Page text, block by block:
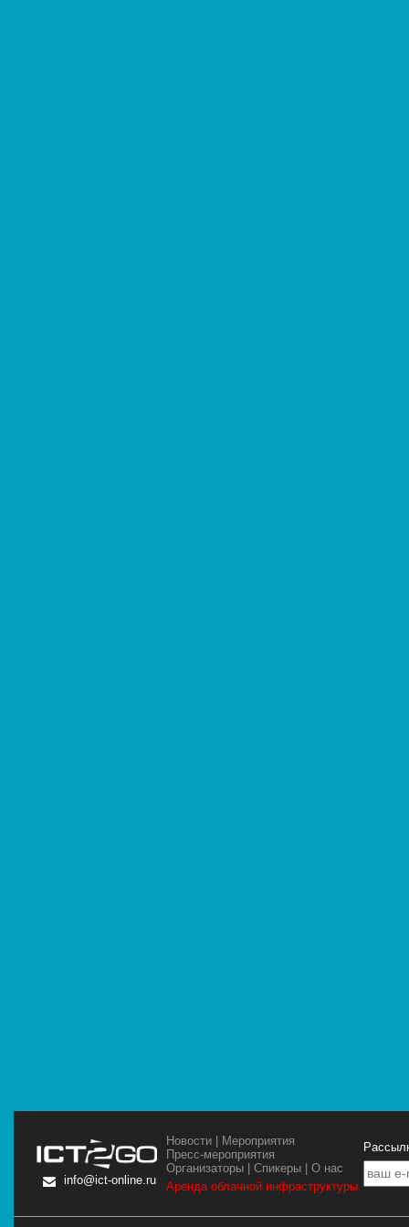
info@ict-online.ru
Новости | Мероприятия
Пресс-мероприятия
Организаторы |Спикеры |О нас
Аренда облачной инфраструктуры